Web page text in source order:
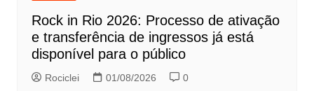
Rock in Rio 2026: Processo de ativação
e transferência de ingressos já está
disponível para o público
Rociclei 01/08/2026 0